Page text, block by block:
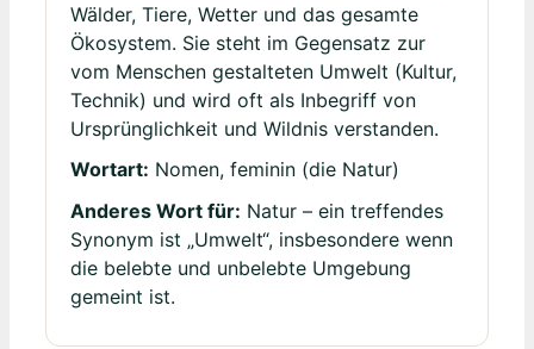
Wälder, Tiere, Wetter und das gesamte
Ökosystem. Sie steht im Gegensatz zur
vom Menschen gestalteten Umwelt (Kultur,
Technik) und wird oft als Inbegriff von
Ursprünglichkeit und Wildnis verstanden.
Wortart: Nomen, feminin (die Natur)
Anderes Wort für: Natur – ein treffendes
Synonym ist „Umwelt“, insbesondere wenn
die belebte und unbelebte Umgebung
gemeint ist.